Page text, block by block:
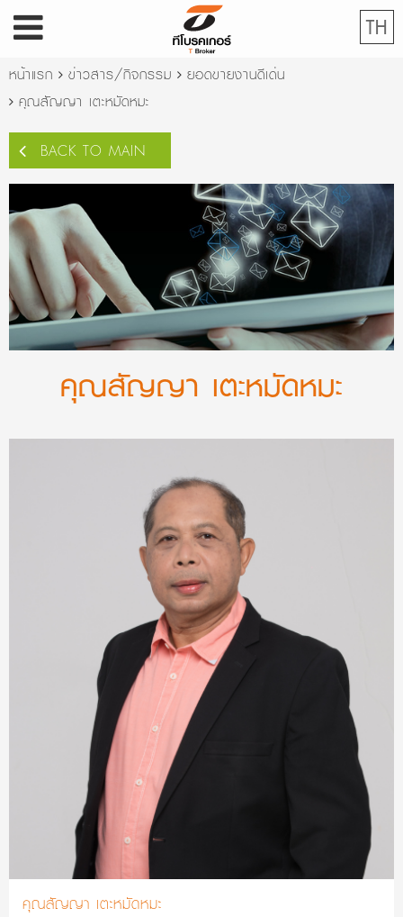
TH
หน้าแรก ข่าวสาร/กิจกรรม
ยอดขายงานดีเด่น
คุณสัญญา เตะหมัดหมะ
BACK TO MAIN
คุณสัญญา เตะหมัดหมะ
คุณสัญญา เตะหมัดหมะ